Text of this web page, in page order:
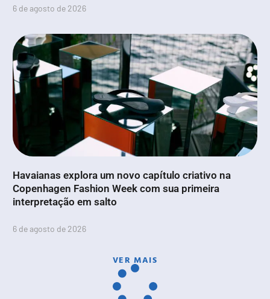
6 de agosto de 2026
Havaianas explora um novo capítulo criativo na
Copenhagen Fashion Week com sua primeira
interpretação em salto
6 de agosto de 2026
VER MAIS